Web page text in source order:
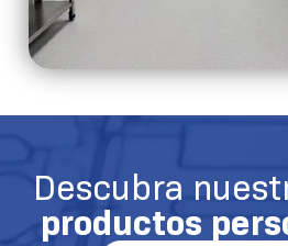
Descubra
productos